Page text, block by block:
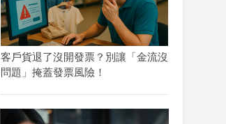
客戶貨退了沒開發票？別讓「金流沒
問題」掩蓋發票風險！